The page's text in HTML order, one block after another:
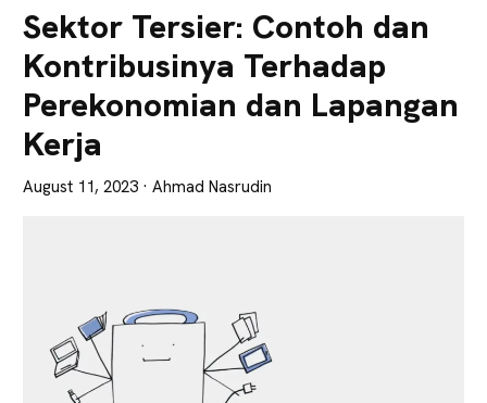
Tajam
Sektor Tersier: Contoh dan
Kontribusinya Terhadap
Perekonomian dan Lapangan
Kerja
August 11, 2023 · Ahmad Nasrudin